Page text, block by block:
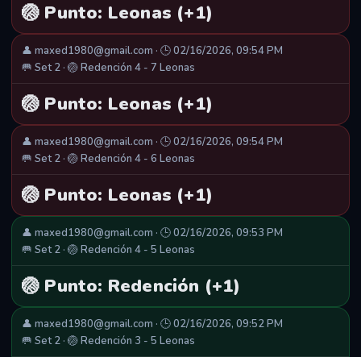
🏐 Punto: Leonas (+1)
👤 maxed1980@gmail.com · 🕒 02/16/2026, 09:54 PM
🥅 Set 2 · 🏐 Redención 4 - 7 Leonas
🏐 Punto: Leonas (+1)
👤 maxed1980@gmail.com · 🕒 02/16/2026, 09:54 PM
🥅 Set 2 · 🏐 Redención 4 - 6 Leonas
🏐 Punto: Leonas (+1)
👤 maxed1980@gmail.com · 🕒 02/16/2026, 09:53 PM
🥅 Set 2 · 🏐 Redención 4 - 5 Leonas
🏐 Punto: Redención (+1)
👤 maxed1980@gmail.com · 🕒 02/16/2026, 09:52 PM
🥅 Set 2 · 🏐 Redención 3 - 5 Leonas